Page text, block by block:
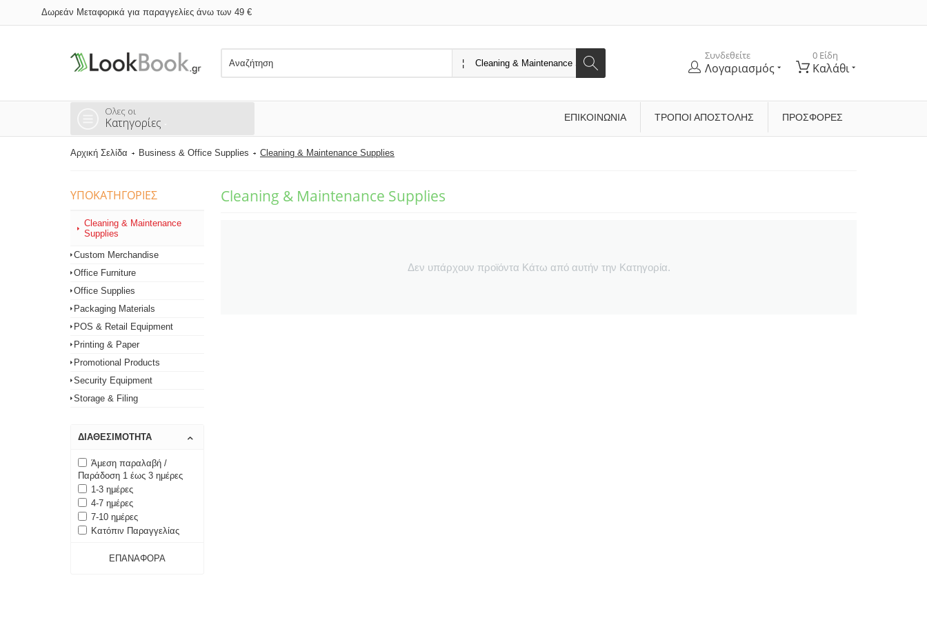
Δωρεάν Μεταφορικά για παραγγελίες άνω των 49 €
Συνδεθείτε
Λογαριασμός
0 Είδη
Καλάθι
Ολες οι
Κατηγορίες ΕΠΙΚΟΙΝΩΝΊΑ ΤΡΌΠΟΙ ΑΠΟΣΤΟΛΉΣ ΠΡΟΣΦΟΡΕΣ
Αρχική Σελίδα Business & Office Supplies Cleaning & Maintenance Supplies
ΥΠΟΚΑΤΗΓΟΡΊΕΣ
Cleaning & Maintenance
Supplies
Custom Merchandise
Office Furniture
Office Supplies
Packaging Materials
POS & Retail Equipment
Printing & Paper
Promotional Products
Security Equipment
Storage & Filing
ΔΙΑΘΕΣΙΜΌΤΗΤΑ
Άμεση παραλαβή /
Παράδοση 1 έως 3 ημέρες
1-3 ημέρες
4-7 ημέρες
7-10 ημέρες
Κατόπιν Παραγγελίας
ΕΠΑΝΑΦΟΡΆ
Cleaning & Maintenance Supplies
Δεν υπάρχουν προϊόντα Κάτω από αυτήν την Κατηγορία.